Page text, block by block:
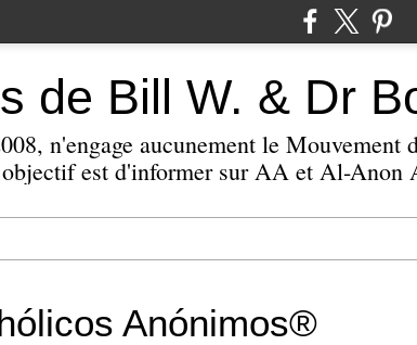
de Bill W. & Dr
n'engage aucunement le
est d'informer sur AA et Al-Anon
Anónimos®